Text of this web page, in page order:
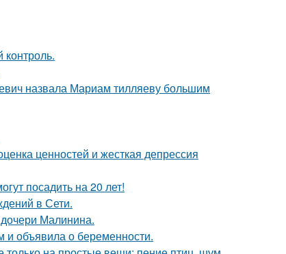
контроль.
назвала Мариам тилляеву большим
ценностей и жесткая депрессия
посадить на 20 лет!
в Сети.
Малинина.
и объявила о беременности.